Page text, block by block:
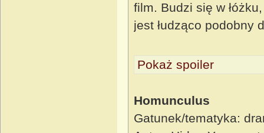
film. Budzi się w
jest łudząco podobny
Pokaż spoiler
Homunculus
Gatunek/tematyka: